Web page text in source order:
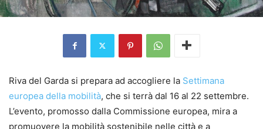
Riva del Garda si prepara ad accogliere la Settimana
europea della mobilità, che si terrà dal 16 al 22 settembre.
L’evento, promosso dalla Commissione europea, mira a
promuovere la mobilità sostenibile nelle città e a